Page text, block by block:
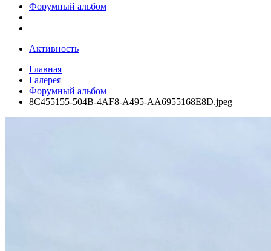
Форумный альбом
Активность
Главная
Галерея
Форумный альбом
8C455155-504B-4AF8-A495-AA6955168E8D.jpeg